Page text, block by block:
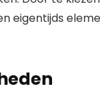
eigentijds